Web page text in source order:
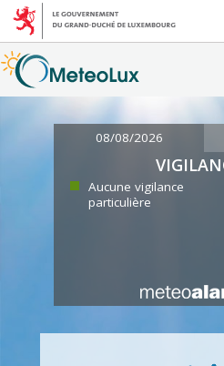
08/08/2026
Aucune vigilance
particulière